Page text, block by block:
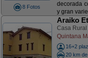
8 Fotos
decorada
y gran
Araiko
Casa Rural
Quintana
16+2
20 km